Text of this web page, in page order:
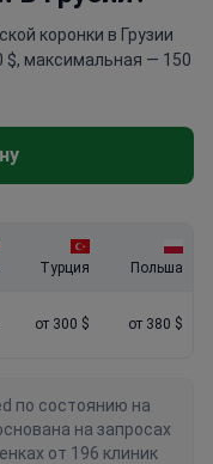
коронки в Грузии
$, максимальная — 150
Турция Польша
от 300 $ от 380 $
по состоянию на
на запросах
от 196 клиник